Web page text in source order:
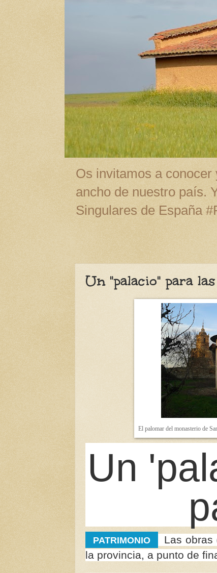
Os invitamos a
ancho de nuestro país.
Singulares de España
Un "palacio" para
El palomar del monasterio de
Un
PATRIMONIO
Las obras
la provincia, a punto de